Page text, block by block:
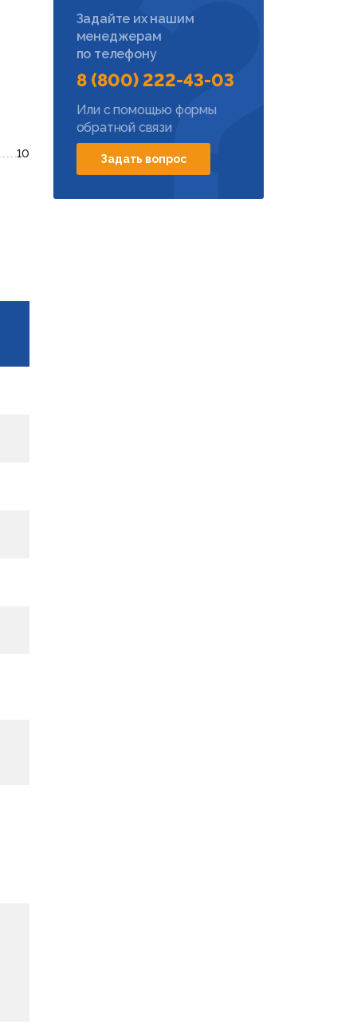
10
Задайте их нашим
менеджерам
по телефону
8 (800) 222-43-03
Или с помощью формы
обратной связи
Задать вопрос